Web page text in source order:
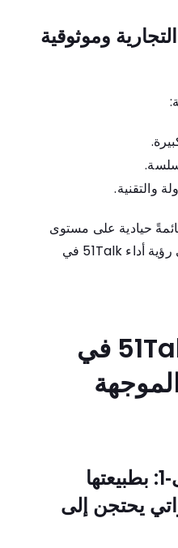
وموثوقية
سلسة.
والتقنية.
حيادية على مستوى
أداء 51Talk في
في
دروس أونلاين 1‑إلى‑1: بطبيعتها
يحتجن إلى